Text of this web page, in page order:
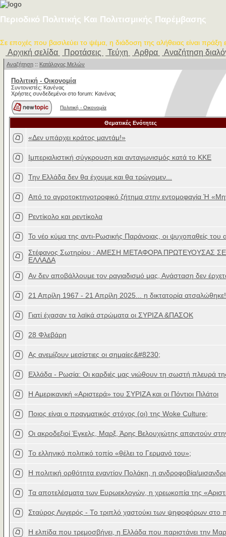
Περιοδικό Πολιτικής Και Πολιτισμικής Παρέμβασης
Σε εποχές που βασιλεύει το ψέμα, η διάδοση της αλήθειας είναι πράξη
Αρχική σελίδα Προτάσεις Τεύχη Αρθρα Αναζήτηση
Αναζήτηση :: Κατάλογος Μελών
Πολιτική - Oικονομία
Συντονιστές: Κανένας
Χρήστες συνδεδεμένοι στο forum: Κανένας
Πολιτική - Oικονομία
Θεματικές Ενότητες
«Δεν υπάρχει κράτος μαντάμ!»
Ιμπεριαλιστική σύγκρουση και ανταγωνισμός κατά το ΚΚΕ
Την Ελλάδα δεν θα έχουμε και θα τρώγομεν...
Από το αγροτοκτηνοτροφικό ζήτημα στην εντομοφαγία Ή
Ρεντίκολο και ρεντίκολα
To νέο κύμα της αντι-Ρωσικής Παράνοιας, οι ψυχοπαθείς του
Στέφανος Σωτηρίου : ΑΜΕΣΗ ΜΕΤΑΦΟΡΑ ΠΡΩΤΕΥΟΥΣΑΣ
ΕΛΛΑΔΑ
Αν δεν αποβάλλουμε τον ραγιαδισμό μας, Ανάσταση δεν
21 Απρίλη 1967 - 21 Απρίλη 2025... η δικτατορία ατσαλώθηκε!
Γιατί έχασαν τα λαϊκά στρώματα οι ΣΥΡΙΖΑ &ΠΑΣΟΚ
28 Φλεβάρη
Ας ανεμίζουν μεσίστιες οι σημαίες&#8230;
Ελλάδα - Ρωσία: Οι καρδιές μας νιώθουν τη σωστή πλευρά
Η Αμερικανική «Αριστερά» του ΣΥΡΙΖΑ και οι Πόντιοι Πιλάτοι
Ποιος είναι ο πραγματικός στόχος (οι) της Woke Culture;
Οι ακροδεξιοί Έγκελς, Μαρξ, Άρης Βελουχιώτης απαντούν
Το ελληνικό πολιτικό τοπίο «θέλει το Γερμανό του»;
Η πολιτική ορθότητα εναντίον Πολάκη, η ανδροφοβία/
Τα αποτελέσματα των Ευρωεκλογών, η χρεωκοπία της
Σταύρος Λυγερός - Το τριπλό χαστούκι των ψηφοφόρων στο
H ελπίδα που τρεμοσβήνει, η Ελλάδα που παριστάνει την